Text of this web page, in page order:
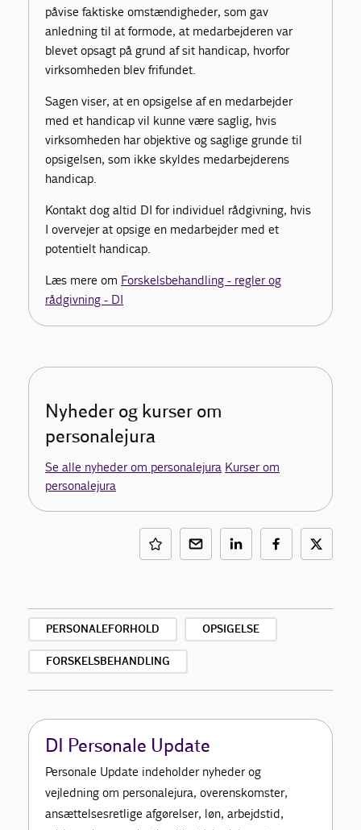
påvise faktiske omstændigheder, som gav
anledning til at formode, at medarbejderen var
blevet opsagt på grund af sit handicap, hvorfor
virksomheden blev frifundet.
Sagen viser, at en opsigelse af en medarbejder
med et handicap vil kunne være saglig, hvis
virksomheden har objektive og saglige grunde til
opsigelsen, som ikke skyldes medarbejderens
handicap.
Kontakt dog altid DI for individuel rådgivning, hvis
I overvejer at opsige en medarbejder med et
potentielt handicap.
Læs mere om Forskelsbehandling - regler og
rådgivning - DI
Nyheder og kurser om
personalejura
Se alle nyheder om personalejura Kurser om
personalejura
PERSONALEFORHOLD OPSIGELSE
FORSKELSBEHANDLING
DI Personale Update
Personale Update indeholder nyheder og
vejledning om personalejura, overenskomster,
ansættelsesretlige afgørelser, løn, arbejdstid,